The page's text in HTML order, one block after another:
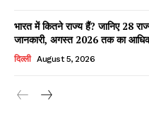
Read
भारत में कितने राज्य हैं? जानिए 28
जानकारी, अगस्त 2026 तक का
दिल्ली August 5, 2026